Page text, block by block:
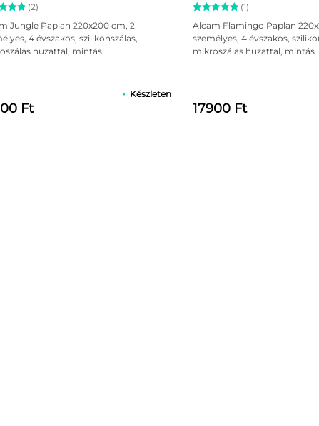
anyagát és amelyet könnyen tisztíthat.
(2)
Jungle Paplan 220x200 cm, 2
4 évszakos, szilikonszálas,
huzattal, mintás
Ft
Készleten
Értékelés
ből,
1
értékelés
(1)
Alcam Flamingo Paplan
személyes, 4 évszakos,
mikroszálas huzattal, mintás
17900 Ft